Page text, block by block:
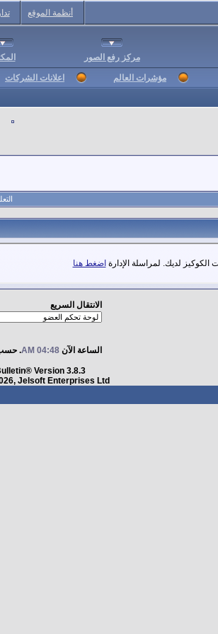
أنظمة الموقع
مركز رفع الصور
مؤشرات العالم اعلانات الشركات
لديك. لمراسلة الإدارة اضغط هنا
الانتقال السريع
الساعة الآن04:48 AM . حسب
Version 3.8.3
Jelsoft Enterprises Ltd.